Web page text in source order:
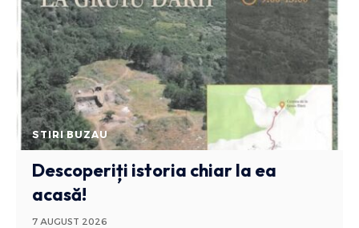
STIRI BUZAU
Descoperiți istoria chiar la ea
acasă!
7 AUGUST 2026